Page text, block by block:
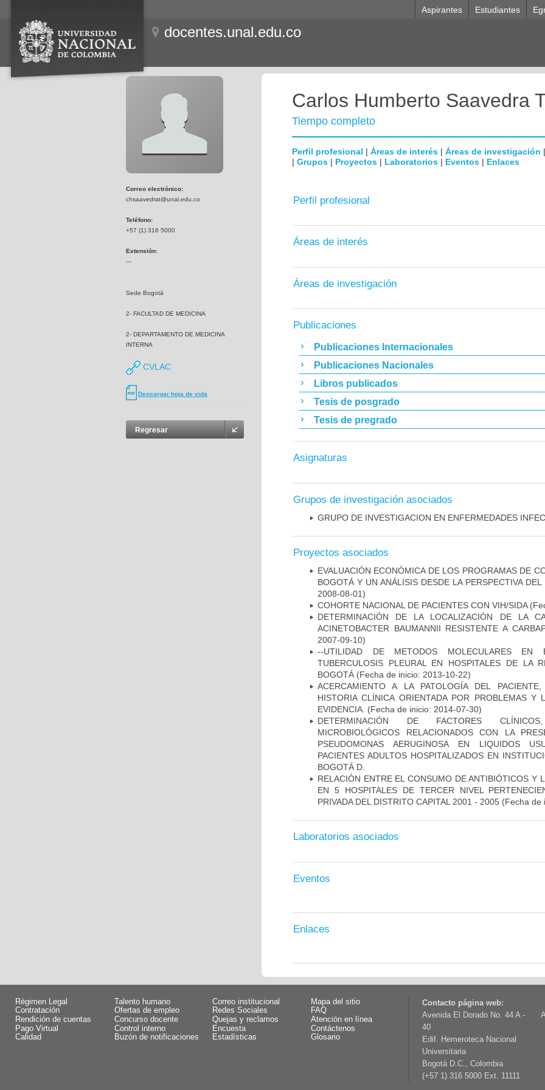
Aspirantes Estudiantes
docentes.unal.edu.co
Correo electrónico:
chsaavedrat@unal.edu.co
Teléfono:
+57 (1) 316 5000
Extensión:
---
Sede Bogotá
2- FACULTAD DE MEDICINA
2- DEPARTAMENTO DE MEDICINA
INTERNA
CVLAC
Descargar hoja de vida
Regresar
Carlos Humberto Saavedra
Tiempo completo
Perfil profesional | Áreas de interés | Áreas de investigación |
| Grupos | Proyectos | Laboratorios | Eventos | Enlaces
Perfil profesional
Áreas de interés
Áreas de investigación
Publicaciones
Publicaciones Internacionales
Publicaciones Nacionales
Libros publicados
Tesis de posgrado
Tesis de pregrado
Asignaturas
Grupos de investigación asociados
GRUPO DE INVESTIGACION EN ENFERMEDADES
Proyectos asociados
EVALUACIÓN ECONÓMICA DE LOS PROGRAMAS DE
BOGOTÁ Y UN ANÁLISIS DESDE LA PERSPECTIVA DEL
2008-08-01)
COHORTE NACIONAL DE PACIENTES CON VIH/SIDA
DETERMINACIÓN DE LA LOCALIZACIÓN DE LA
ACINETOBACTER BAUMANNII RESISTENTE A
2007-09-10)
--UTILIDAD DE METODOS MOLECULARES
TUBERCULOSIS PLEURAL EN HOSPITALES DE LA
BOGOTÁ (Fecha de inicio: 2013-10-22)
ACERCAMIENTO A LA PATOLOGÍA DEL
HISTORIA CLÍNICA ORIENTADA POR PROBLEMAS Y
EVIDENCIA. (Fecha de inicio: 2014-07-30)
DETERMINACIÓN DE FACTORES
MICROBIOLÓGICOS RELACIONADOS CON LA
PSEUDOMONAS AERUGINOSA EN LIQUIDOS
PACIENTES ADULTOS HOSPITALIZADOS EN
BOGOTÁ D.
RELACIÓN ENTRE EL CONSUMO DE ANTIBIÓTICOS Y
EN 5 HOSPITALES DE TERCER NIVEL
PRIVADA DEL DISTRITO CAPITAL 2001 - 2005 (Fecha de
Laboratorios asociados
Eventos
Enlaces
Régimen Legal
Talento humano
Contratación
Ofertas de empleo
Rendición de cuentas
Concurso docente
Pago Virtual
Control interno
Calidad
Buzón de notificaciones
Correo institucional
Mapa del sitio
Redes Sociales
FAQ
Quejas y reclamos
Atención en línea
Encuesta
Contáctenos
Estadísticas
Glosario
Contacto página web:
Avenida El Dorado No. 44 A -
40
Edif. Hemeroteca Nacional
Universitaria
Bogotá D.C., Colombia
(+57 1) 316 5000 Ext. 11111